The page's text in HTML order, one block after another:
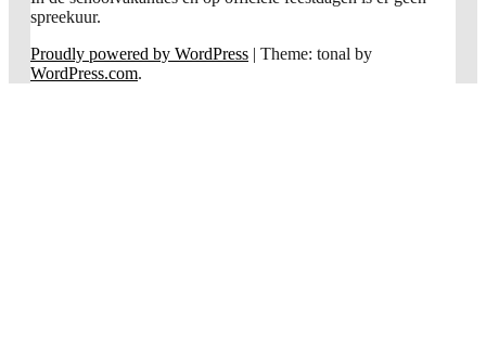
spreekuur.
Proudly powered by WordPress | Theme: tonal by
WordPress.com.